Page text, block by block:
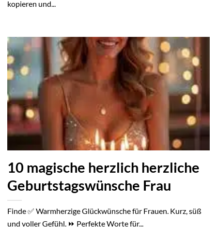
kopieren und...
10 magische herzlich herzliche
Geburtstagswünsche Frau
Finde ✅ Warmherzige Glückwünsche für Frauen. Kurz, süß
und voller Gefühl. ⏩ Perfekte Worte für...